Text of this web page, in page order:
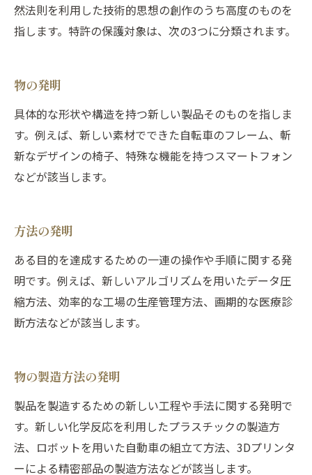
然法則を利用した技術的思想の創作のうち高度のものを
指します。特許の保護対象は、次の3つに分類されます。
物の発明
具体的な形状や構造を持つ新しい製品そのものを指しま
す。例えば、新しい素材でできた自転車のフレーム、斬
新なデザインの椅子、特殊な機能を持つスマートフォン
などが該当します。
方法の発明
ある目的を達成するための一連の操作や手順に関する発
明です。例えば、新しいアルゴリズムを用いたデータ圧
縮方法、効率的な工場の生産管理方法、画期的な医療診
断方法などが該当します。
物の製造方法の発明
製品を製造するための新しい工程や手法に関する発明で
す。新しい化学反応を利用したプラスチックの製造方
法、ロボットを用いた自動車の組立て方法、3Dプリンタ
ーによる精密部品の製造方法などが該当します。